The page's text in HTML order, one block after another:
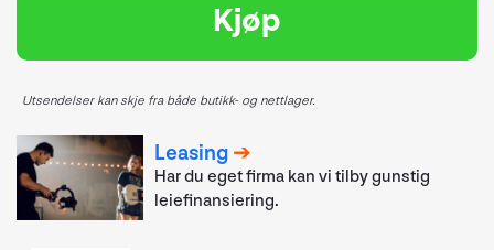
Kjøp
Utsendelser kan skje fra både butikk- og nettlager.
Leasing
Har du eget firma kan vi tilby gunstig
leiefinansiering.